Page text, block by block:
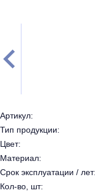
Артикул:
Тип продукции:
Цвет:
Материал:
Срок эксплуатации / лет:
Кол-во, шт: